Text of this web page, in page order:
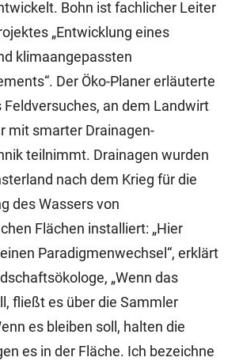
Bohn ist fachlicher Leiter
„Entwicklung eines
klimaangepassten
Der Öko-Planer erläuterte
Feldversuches, an dem Landwirt
mit smarter Drainagen-
teilnimmt. Drainagen wurden
nach dem Krieg für die
des Wassers von
Flächen installiert: „Hier
Paradigmenwechsel“, erklärt
„Wenn das
fließt es über die Sammler
es bleiben soll, halten die
es in der Fläche. Ich bezeichne